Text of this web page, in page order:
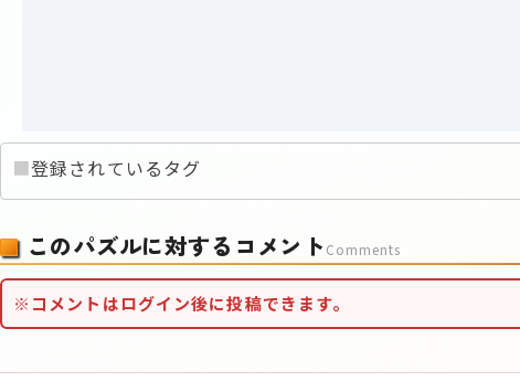
■登録されているタグ
このパズルに対するコメント Comments
※コメントはログイン後に投稿できます。